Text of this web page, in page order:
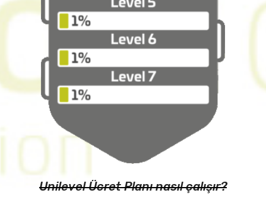
Unilevel Ücret Planı nasıl çalışır?